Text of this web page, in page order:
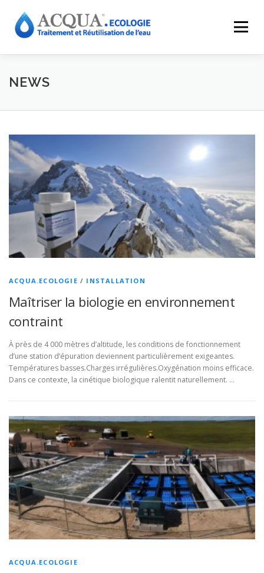
Menu
RESSOURCES
NEWS
ACQUA.ECOLOGIE / INSTALLATION
Maîtriser la biologie en environnement
contraint
À près de 4 000 mètres d’altitude, les conditions de fonctionnement
d’une station d’épuration deviennent particulièrement exigeantes.
Températures basses.Charges irrégulières.Oxygénation moins efficace.
Dans ce contexte, la cinétique biologique ralentit naturellement. …
ACQUA.ECOLOGIE